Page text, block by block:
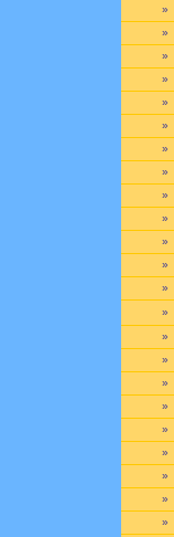
»
»
»
»
»
»
»
»
»
»
»
»
»
»
»
»
»
»
»
»
»
»
»